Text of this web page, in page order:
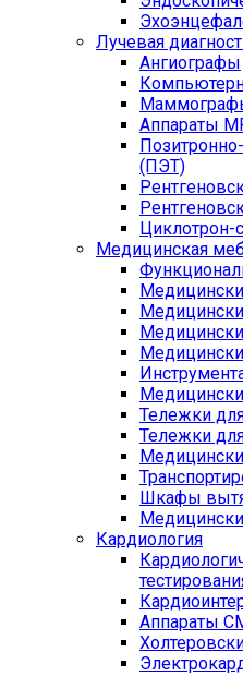
Лучевая
Ангиографы
Аппараты
(ПЭТ)
Циклотрон-
Медицинская
Тележки
Тележки
Шкафы
Кардиология
Аппараты